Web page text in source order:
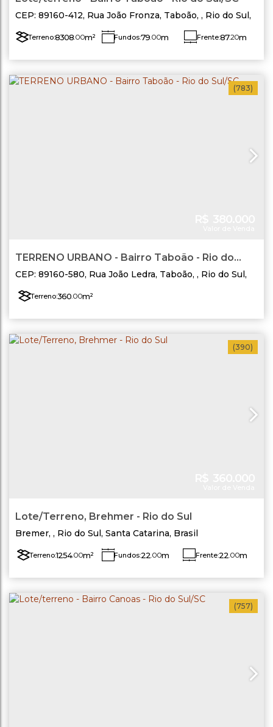
CEP: 89160-412, Rua João Fronza, Taboão , Rio do Sul,
Terreno:8308.00m² Fundos:79.00m Frente:87.20m
Lado Direito:99.10m
(783)
TERRENO URBANO - Bairro Taboão - Rio do
Sul/SC
CEP: 89160-580, Rua João Ledra, Taboão , Rio do Sul,
Terreno:360.00m²
(390)
Lote/Terreno, Brehmer - Rio do Sul
Bremer , Rio do Sul, Santa Catarina, Brasil
Terreno:1254.00m² Fundos:22 .00m Frente:22.00m
(757)